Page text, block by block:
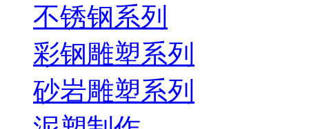
不锈钢系列
彩钢雕塑系列
砂岩雕塑系列